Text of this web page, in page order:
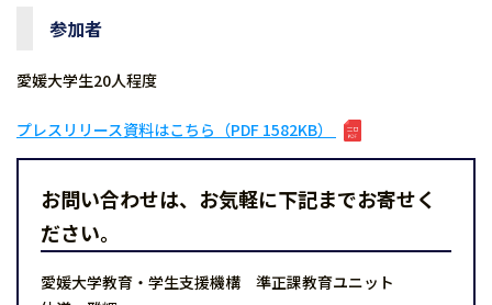
参加者
愛媛大学生20人程度
プレスリリース資料はこちら（PDF 1582KB）
お問い合わせは、お気軽に下記までお寄せく
ださい。
愛媛大学教育・学生支援機構 準正課教育ユニット